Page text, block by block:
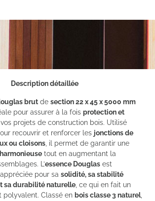
Description détaillée
brut desection 22 x 45 x 5000 mm
pour assurer à la foisprotection et
projets de construction bois. Utilisé
recouvrir et renforcer les jonctions de
ou cloisons, il permet de garantir une
tout en augmentant la
L’essence Douglas est
pour sasolidité, sa stabilité
sa durabilité naturelle, ce qui en fait un
polyvalent. Classé en bois classe 3 naturel,